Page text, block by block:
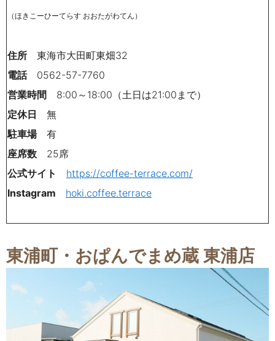
（ほきこーひーてらす おおたがわてん）
住所 東海市大田町東畑32
電話0562-57-7760
営業時間 8:00～18:00（土日は21:00まで）
定休日 無
駐車場有
座席数 25席
公式サイト https://coffee-terrace.com/
Instagram hoki.coffee.terrace
東浦町・おぱんでまめ蔵 東浦店